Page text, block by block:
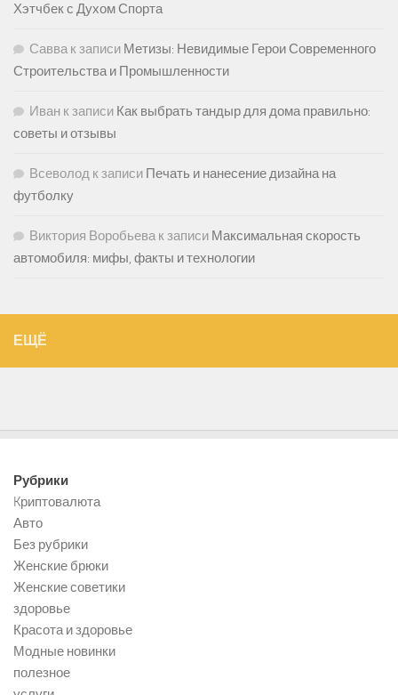
Хэтчбек с Духом Спорта
Саввак записи Метизы: Невидимые Герои Современного
Строительства и Промышленности
Иван к записи Как выбрать тандыр для дома правильно:
советы и отзывы
Всеволод к записи Печать и нанесение дизайна на
футболку
Виктория Воробьевак записи Максимальная скорость
автомобиля: мифы, факты и технологии
ЕЩЁ
Рубрики
Kриптовалюта
Авто
Без рубрики
Женские брюки
Женские советики
здоровье
Красота и здоровье
Модные новинки
полезное